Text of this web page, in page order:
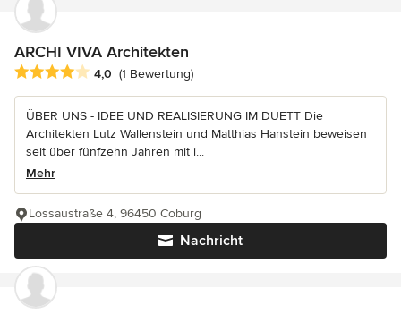
ARCHI VIVA Architekten
Durchschnittliche Bewertung: 4 von 5 Sternen
4,0 (1 Bewertung)
ÜBER UNS - IDEE UND REALISIERUNG IM DUETT Die
Architekten Lutz Wallenstein und Matthias Hanstein beweisen
seit über fünfzehn Jahren mit i...
Mehr
Nachricht
Lossaustraße 4, 96450 Coburg